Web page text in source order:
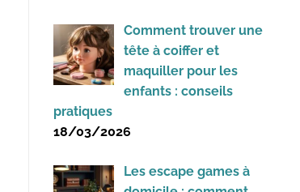
Comment trouver une
tête à coiffer et
maquiller pour les
enfants : conseils
pratiques
18/03/2026
Les escape games à